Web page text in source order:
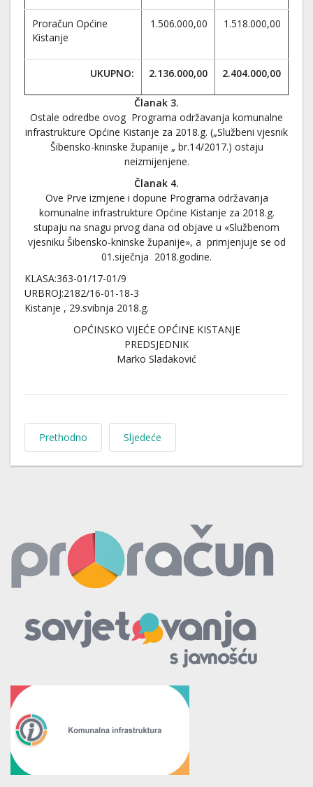
Proračun Općine
Kistanje
1.506.000,00 1.518.000,00
UKUPNO: 2.136.000,00 2.404.000,00
Članak 3.
Ostale odredbe ovog Programa održavanja komunalne
infrastrukture Općine Kistanje za 2018.g. („Službeni vjesnik
Šibensko-kninske županije „ br.14/2017.) ostaju
neizmijenjene.
Članak 4.
Ove Prve izmjene i dopune Programa održavanja
komunalne infrastrukture Općine Kistanje za 2018.g.
stupaju na snagu prvog dana od objave u «Službenom
vjesniku Šibensko-kninske županije», a primjenjuje se od
01.siječnja 2018.godine.
KLASA:363-01/17-01/9
URBROJ:2182/16-01-18-3
Kistanje , 29.svibnja 2018.g.
OPĆINSKO VIJEĆE OPĆINE KISTANJE
PREDSJEDNIK
Marko Sladaković
Prethodno Sljedeće